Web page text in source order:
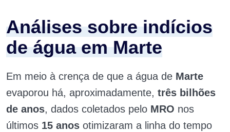
Análises sobre indícios
de água em Marte
Em meio à crença de que a água de Marte
evaporou há, aproximadamente, três bilhões
de anos, dados coletados pelo MRO nos
últimos 15 anos otimizaram a linha do tempo